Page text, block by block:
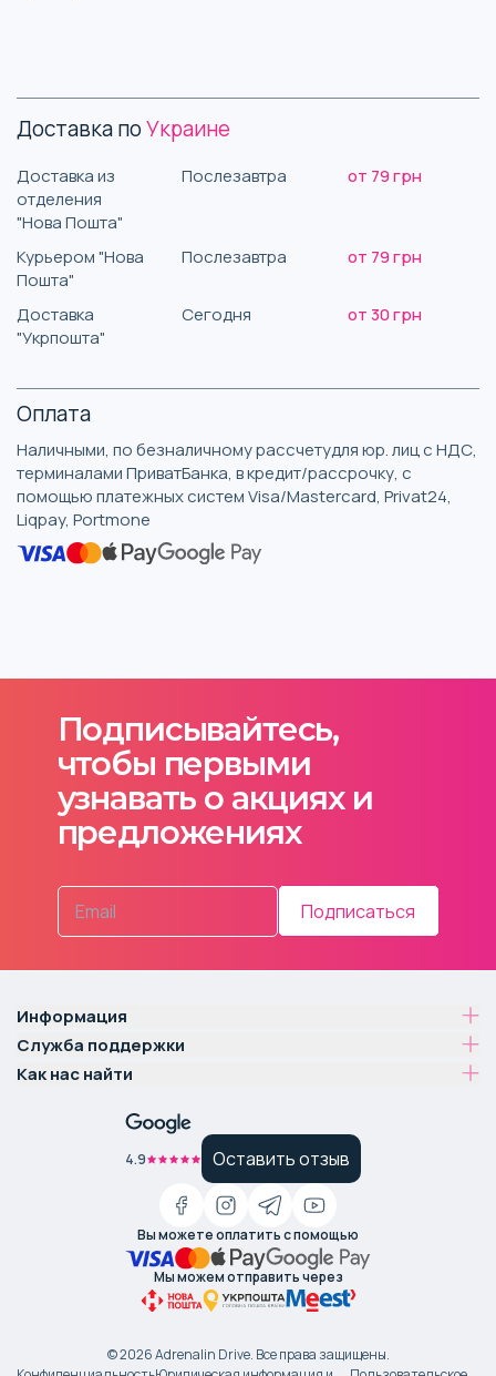
Доставка поУкраине
Доставка из
отделения
"Нова Пошта"
Послезавтра от 79 грн
Курьером "Нова
Пошта"
Послезавтра от 79 грн
Доставка
"Укрпошта"
Сегодня от 30 грн
Оплата
Наличными, по безналичному рассчетудля юр. лиц с НДС,
терминалами ПриватБанка, в кредит/рассрочку, с
помощью платежных систем Visa/Mastercard, Privat24,
Liqpay, Portmone
Подписывайтесь,
чтобы первыми
узнавать о акциях и
предложениях
Подписаться
Информация
Служба поддержки
Как нас найти
4.9 Оставить отзыв
Вы можете оплатить с помощью
Мы можем отправить через
©2026Adrenalin Drive. Все права защищены.